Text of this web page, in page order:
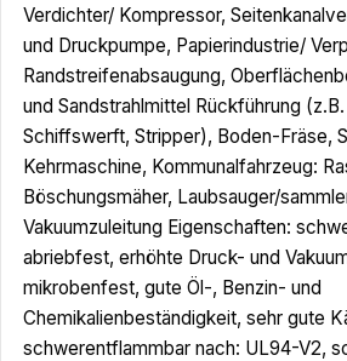
Verdichter/ Kompressor,
und Druckpumpe, Papierindustrie/
Randstreifenabsaugung,
und Sandstrahlmittel Rückführung
Schiffswerft, Stripper), Boden-Fräse,
Kehrmaschine, Kommunalfahrzeug:
Böschungsmäher, Laubsauger/
Vakuumzuleitung Eigenschaften:
abriebfest, erhöhte Druck- und
mikrobenfest, gute Öl-, Benzin- und
Chemikalienbeständigkeit, sehr gute
schwerentflammbar nach: UL94-V2,